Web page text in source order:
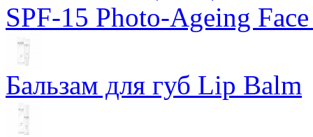
SPF-15 Photo-Ageing
Бальзам для губ Lip Balm